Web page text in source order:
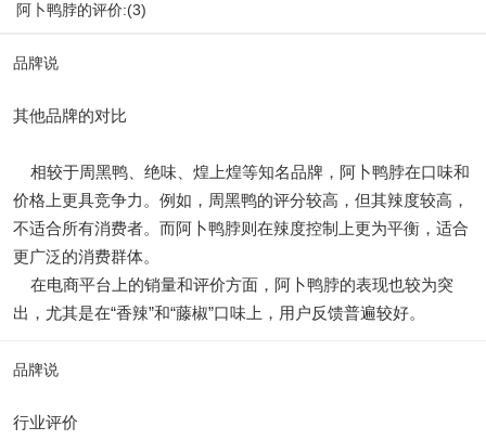
阿卜鸭脖的评价:(3)
品牌说
其他品牌的对比
相较于周黑鸭、绝味、煌上煌等知名品牌，阿卜鸭脖在口味和
价格上更具竞争力。例如，周黑鸭的评分较高，但其辣度较高，
不适合所有消费者。而阿卜鸭脖则在辣度控制上更为平衡，适合
更广泛的消费群体。
在电商平台上的销量和评价方面，阿卜鸭脖的表现也较为突
出，尤其是在“香辣”和“藤椒”口味上，用户反馈普遍较好。
品牌说
行业评价